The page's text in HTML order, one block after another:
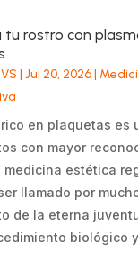
tu rostro con
| Jul 20, 2026|
rico en plaquetas es
con mayor
medicina estética
llamado por
de la eterna
biológico